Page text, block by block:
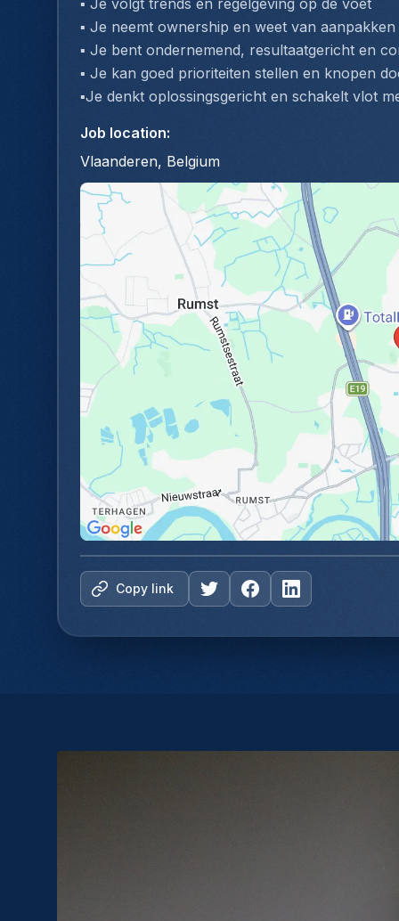
▪️ Je volgt trends en regelgeving op de voet
▪️ Je neemt ownership en weet van
▪️ Je bent ondernemend, resultaatgericht en
▪️ Je kan goed prioriteiten stellen en knopen
▪️Je denkt oplossingsgericht en schakelt vlot
Job location:
Vlaanderen, Belgium
Copy link